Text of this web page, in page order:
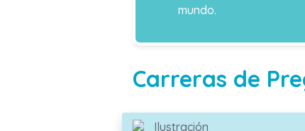
mundo.
Carreras de